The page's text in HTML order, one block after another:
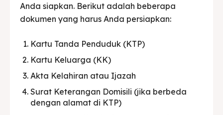
Anda siapkan. Berikut adalah beberapa
dokumen yang harus Anda persiapkan:
Kartu Tanda Penduduk (KTP)
Kartu Keluarga (KK)
Akta Kelahiran atau Ijazah
Surat Keterangan Domisili (jika berbeda
dengan alamat di KTP)